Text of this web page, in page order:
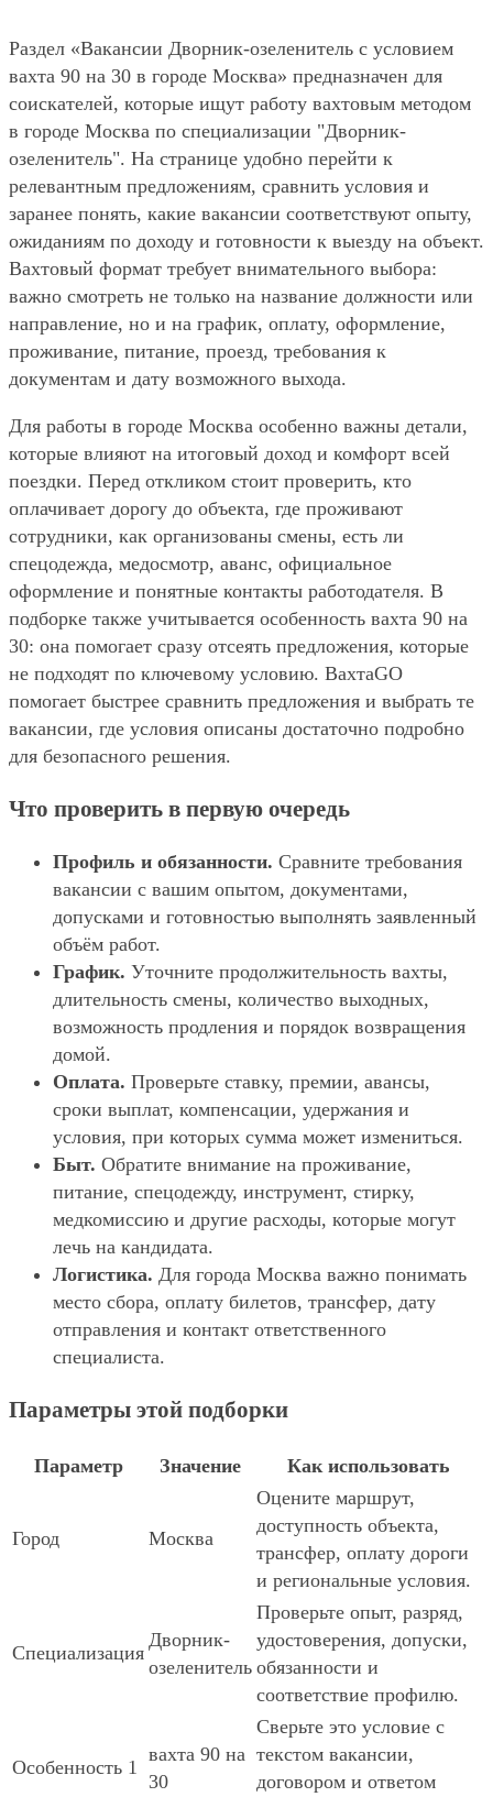
Раздел «Вакансии Дворник-озеленитель с условием
вахта 90 на 30 в городе Москва» предназначен для
соискателей, которые ищут работу вахтовым методом
в городе Москва по специализации "Дворник-
озеленитель". На странице удобно перейти к
релевантным предложениям, сравнить условия и
заранее понять, какие вакансии соответствуют опыту,
ожиданиям по доходу и готовности к выезду на объект.
Вахтовый формат требует внимательного выбора:
важно смотреть не только на название должности или
направление, но и на график, оплату, оформление,
проживание, питание, проезд, требования к
документам и дату возможного выхода.
Для работы в городе Москва особенно важны детали,
которые влияют на итоговый доход и комфорт всей
поездки. Перед откликом стоит проверить, кто
оплачивает дорогу до объекта, где проживают
сотрудники, как организованы смены, есть ли
спецодежда, медосмотр, аванс, официальное
оформление и понятные контакты работодателя. В
подборке также учитывается особенность вахта 90 на
30: она помогает сразу отсеять предложения, которые
не подходят по ключевому условию. ВахтаGO
помогает быстрее сравнить предложения и выбрать те
вакансии, где условия описаны достаточно подробно
для безопасного решения.
Что проверить в первую очередь
Профиль и обязанности. Сравните требования
вакансии с вашим опытом, документами,
допусками и готовностью выполнять заявленный
объём работ.
График. Уточните продолжительность вахты,
длительность смены, количество выходных,
возможность продления и порядок возвращения
домой.
Оплата. Проверьте ставку, премии, авансы,
сроки выплат, компенсации, удержания и
условия, при которых сумма может измениться.
Быт. Обратите внимание на проживание,
питание, спецодежду, инструмент, стирку,
медкомиссию и другие расходы, которые могут
лечь на кандидата.
Логистика. Для города Москва важно понимать
место сбора, оплату билетов, трансфер, дату
отправления и контакт ответственного
специалиста.
Параметры этой подборки
Параметр Значение Как использовать
Город Москва
Оцените маршрут,
доступность объекта,
трансфер, оплату дороги
и региональные условия.
Специализация
Дворник-
озеленитель
Проверьте опыт, разряд,
удостоверения, допуски,
обязанности и
соответствие профилю.
Особенность 1
вахта 90 на
30
Сверьте это условие с
текстом вакансии,
договором и ответом